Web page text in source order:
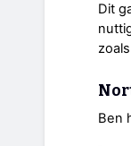
Dit
Ben